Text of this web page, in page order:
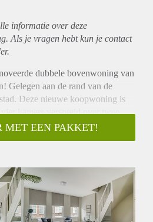
informatie over deze
Als je vragen hebt kun je contact
dubbele bovenwoning van
Gelegen aan de rand van de
Deze nieuwe koopwoning is
kamers verspreid over twee
een eigen zonnig balkon met
beschikt over een royale
een modern betegelde en luxe
riante slaapkamers waarvan de
voor u gemaakt kan worden.
trap en het prachtige visgraat
MET EEN PAKKET!